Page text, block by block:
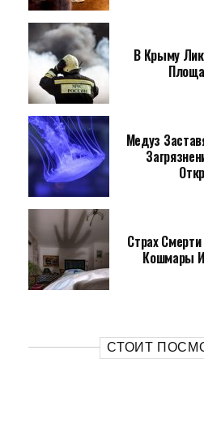
В Крыму
Медуз
Страх
Кошмары
СТОИТ